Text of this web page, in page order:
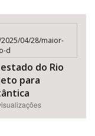
04/28/maior-
d
do Rio
para